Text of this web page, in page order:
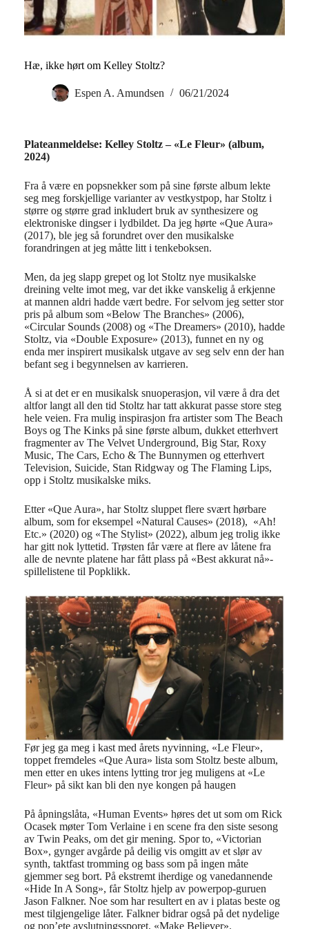
Hæ, ikke hørt om Kelley Stoltz?
Espen A. Amundsen 06/21/2024
Plateanmeldelse: Kelley Stoltz – «Le Fleur» (album,
2024)
Fra å være en popsnekker som på sine første album lekte
seg meg forskjellige varianter av vestkystpop, har Stoltz i
større og større grad inkludert bruk av synthesizere og
elektroniske dingser i lydbildet. Da jeg hørte «Que Aura»
(2017), ble jeg så forundret over den musikalske
forandringen at jeg måtte litt i tenkeboksen.
Men, da jeg slapp grepet og lot Stoltz nye musikalske
dreining velte imot meg, var det ikke vanskelig å erkjenne
at mannen aldri hadde vært bedre. For selvom jeg setter stor
pris på album som «Below The Branches» (2006),
«Circular Sounds (2008) og «The Dreamers» (2010), hadde
Stoltz, via «Double Exposure» (2013), funnet en ny og
enda mer inspirert musikalsk utgave av seg selv enn der han
befant seg i begynnelsen av karrieren.
Å si at det er en musikalsk snuoperasjon, vil være å dra det
altfor langt all den tid Stoltz har tatt akkurat passe store steg
hele veien. Fra mulig inspirasjon fra artister som The Beach
Boys og The Kinks på sine første album, dukket etterhvert
fragmenter av The Velvet Underground, Big Star, Roxy
Music, The Cars, Echo & The Bunnymen og etterhvert
Television, Suicide, Stan Ridgway og The Flaming Lips,
opp i Stoltz musikalske miks.
Etter «Que Aura», har Stoltz sluppet flere svært hørbare
album, som for eksempel «Natural Causes» (2018), «Ah!
Etc.» (2020) og «The Stylist» (2022), album jeg trolig ikke
har gitt nok lyttetid. Trøsten får være at flere av låtene fra
alle de nevnte platene har fått plass på «Best akkurat nå»-
spillelistene til Popklikk.
Før jeg ga meg i kast med årets nyvinning, «Le Fleur»,
toppet fremdeles «Que Aura» lista som Stoltz beste album,
men etter en ukes intens lytting tror jeg muligens at «Le
Fleur» på sikt kan bli den nye kongen på haugen
På åpningslåta, «Human Events» høres det ut som om Rick
Ocasek møter Tom Verlaine i en scene fra den siste sesong
av Twin Peaks, om det gir mening. Spor to, «Victorian
Box», gynger avgårde på deilig vis omgitt av et slør av
synth, taktfast tromming og bass som på ingen måte
gjemmer seg bort. På ekstremt iherdige og vanedannende
«Hide In A Song», får Stoltz hjelp av powerpop-guruen
Jason Falkner. Noe som har resultert en av i platas beste og
mest tilgjengelige låter. Falkner bidrar også på det nydelige
og pop’ete avslutningssporet, «Make Believer».